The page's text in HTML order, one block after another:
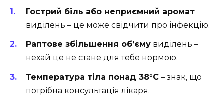
Гострий біль або неприємний аромат
виділень – це може свідчити про інфекцію.
Раптове збільшення об’єму виділень –
нехай це не стане для тебе нормою.
Температура тіла понад 38°C – знак, що
потрібна консультація лікаря.